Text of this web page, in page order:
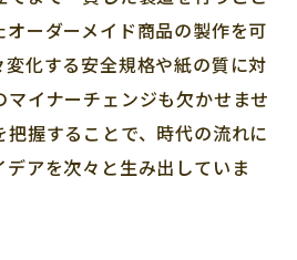
ーダーメイド商品の製作を可
化する安全規格や紙の質に対
イナーチェンジも欠かせませ
握することで、時代の流れに
アを次々と生み出していま